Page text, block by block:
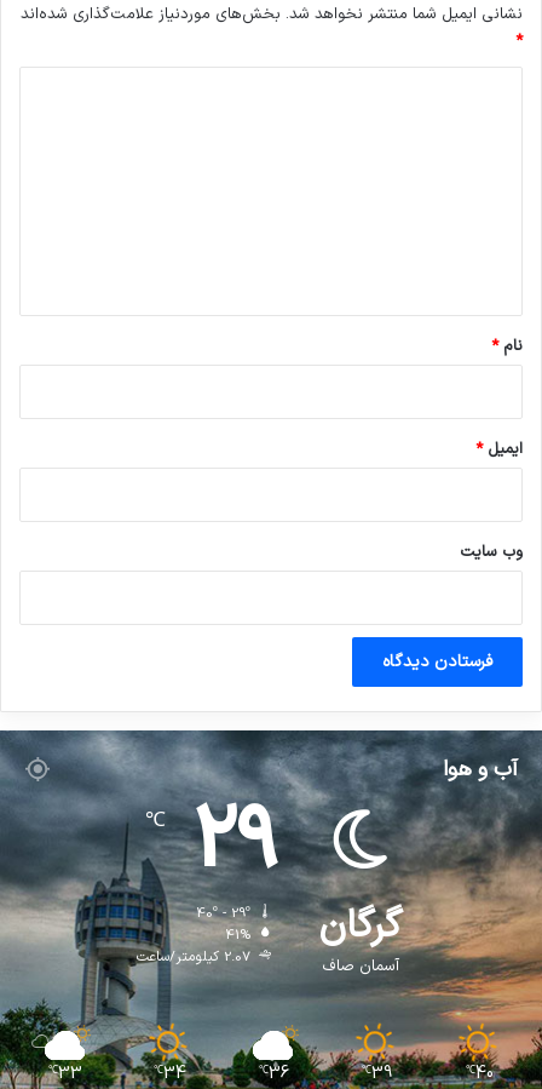
نشانی ایمیل شما منتشر نخواهد شد. بخش‌های موردنیاز علامت‌گذاری شده‌اند
*
نام*
ایمیل*
وب‌ سایت
آب و هوا
گرگان
آسمان صاف
29
℃
40º - 29º
41%
2.07 کیلومتر/ساعت
40
℃
39
℃
36
℃
34
℃
33
℃